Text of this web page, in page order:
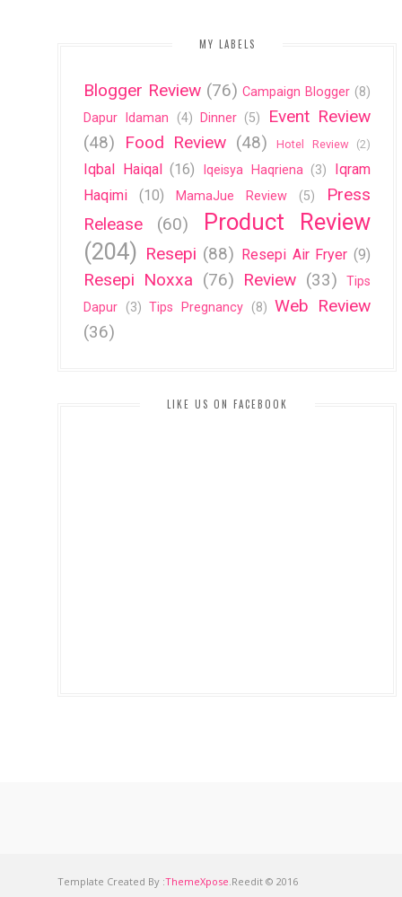
MY LABELS
Blogger Review (76) Campaign Blogger (8)
Dapur Idaman
(4) Dinner (5)
Event Review
(48)
Food Review (48) Hotel Review (2)
Iqbal Haiqal (16) Iqeisya Haqriena (3)
Iqram
Haqimi
(10) MamaJue Review (5)
Press
Release
(60)
Product Review
(204) Resepi (88) Resepi Air Fryer (9)
Resepi Noxxa (76) Review (33)
Tips
Dapur (3) Tips Pregnancy (8) Web Review
(36)
LIKE US ON FACEBOOK
Template Created By :ThemeXpose .Reedit © 2016